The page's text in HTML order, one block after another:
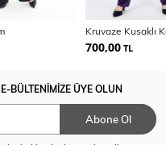
700,00 TL
BÜLTENİMİZE ÜYE OLUN
Abone Ol